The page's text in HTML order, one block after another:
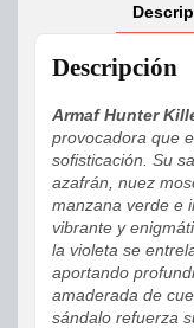
Descripción
Armaf Hunter
provocadora que
sofisticación. Su
azafrán, nuez
manzana verde e
vibrante y
la violeta se
aportando
amaderada de
sándalo refuerza